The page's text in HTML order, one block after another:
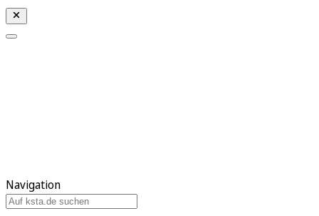
Navigation